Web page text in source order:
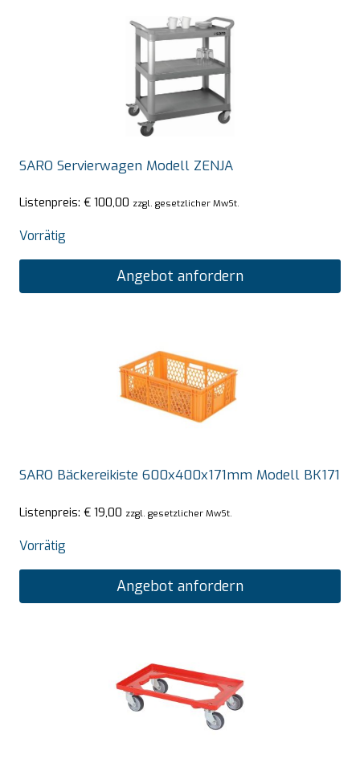
SARO Servierwagen Modell ZENJA
Listenpreis: € 100,00 zzgl. gesetzlicher MwSt.
Vorrätig
Angebot anfordern
SARO Bäckereikiste 600x400x171mm Modell BK171
Listenpreis: € 19,00 zzgl. gesetzlicher MwSt.
Vorrätig
Angebot anfordern